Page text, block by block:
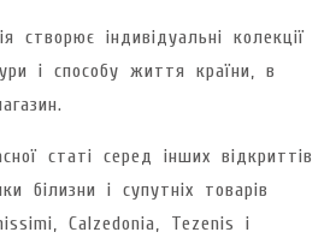
індивідуальні колекції
і способу життя країни, в
статі серед інших відкриттів
білизни і супутніх товарів
Calzedonia, Tezenis і